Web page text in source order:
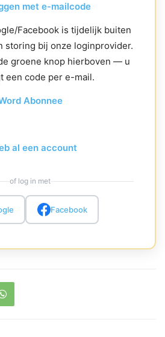
met e-mailcode
Facebook is tijdelijk buiten
storing bij onze loginprovider.
groene knop hierboven — u
een code per e-mail.
Abonnee
al een account
of log in met
Facebook